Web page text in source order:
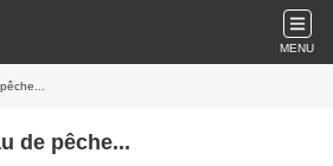
MENU
de pêche...